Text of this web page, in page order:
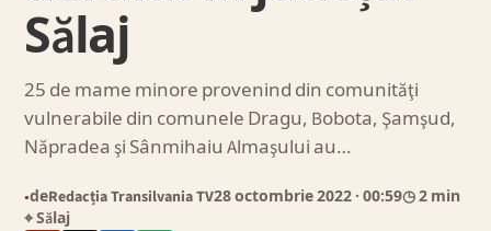
Sălaj
25 de mame minore provenind din comunităţi
vulnerabile din comunele Dragu, Bobota, Şamşud,
Năpradea şi Sânmihaiu Almaşului au…
●deRedacția Transilvania TV28 octombrie 2022 · 00:59◷ 2 min
⌖ Sălaj